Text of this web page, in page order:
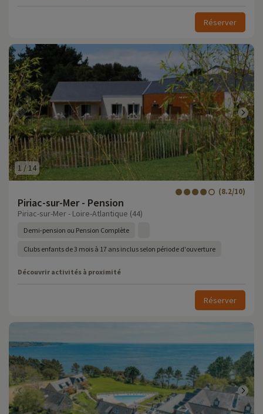
Réserver
1 /14
Piriac-sur-Mer - Pension
(8.2/10)
Piriac-sur-Mer - Loire-Atlantique (44)
Demi-pension ou Pension Complète
Clubs enfants de 3 mois à 17 ans inclus selon période d'ouverture
Découvrir activités à proximité
Réserver